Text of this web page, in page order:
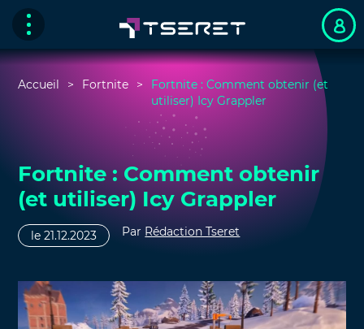
Accueil Fortnite
Fortnite : Comment obtenir (et
utiliser) Icy Grappler
Fortnite : Comment obtenir
(et utiliser) Icy Grappler
le 21.12.2023 Par Rédaction Tseret